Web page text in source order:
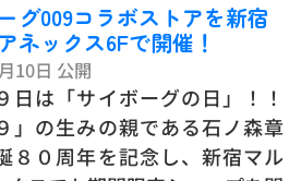
グ009コラボストアを新宿
ネックス6Fで開催！
10日 公開
日は「サイボーグの日」！！
」の生みの親である石ノ森章
８０周年を記念し、新宿マル